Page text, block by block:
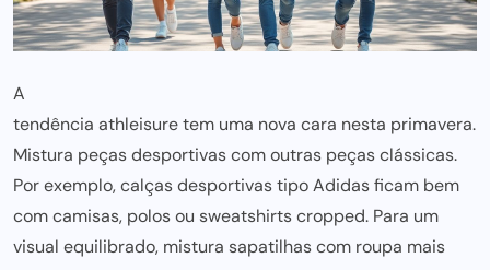
A
tendência athleisure tem uma nova cara nesta primavera.
Mistura peças desportivas com outras peças clássicas.
Por exemplo, calças desportivas tipo Adidas ficam bem
com camisas, polos ou sweatshirts cropped. Para um
visual equilibrado, mistura sapatilhas com roupa mais